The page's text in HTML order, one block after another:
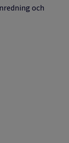
och